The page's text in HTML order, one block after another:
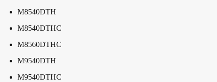
M8540DTH
M8540DTHC
M8560DTHC
M9540DTH
M9540DTHC